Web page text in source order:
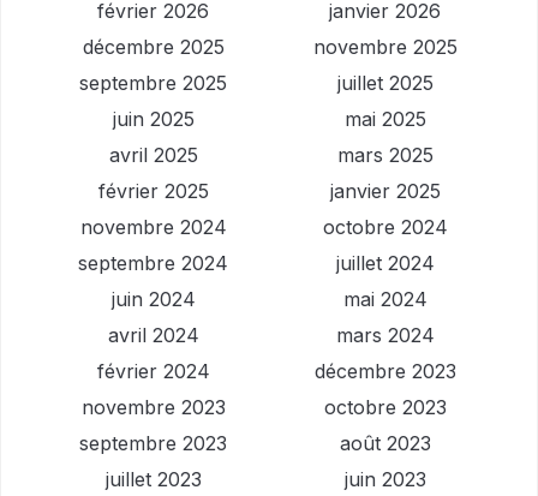
février 2026
janvier 2026
décembre 2025
novembre 2025
septembre 2025
juillet 2025
juin 2025
mai 2025
avril 2025
mars 2025
février 2025
janvier 2025
novembre 2024
octobre 2024
septembre 2024
juillet 2024
juin 2024
mai 2024
avril 2024
mars 2024
février 2024
décembre 2023
novembre 2023
octobre 2023
septembre 2023
août 2023
juillet 2023
juin 2023